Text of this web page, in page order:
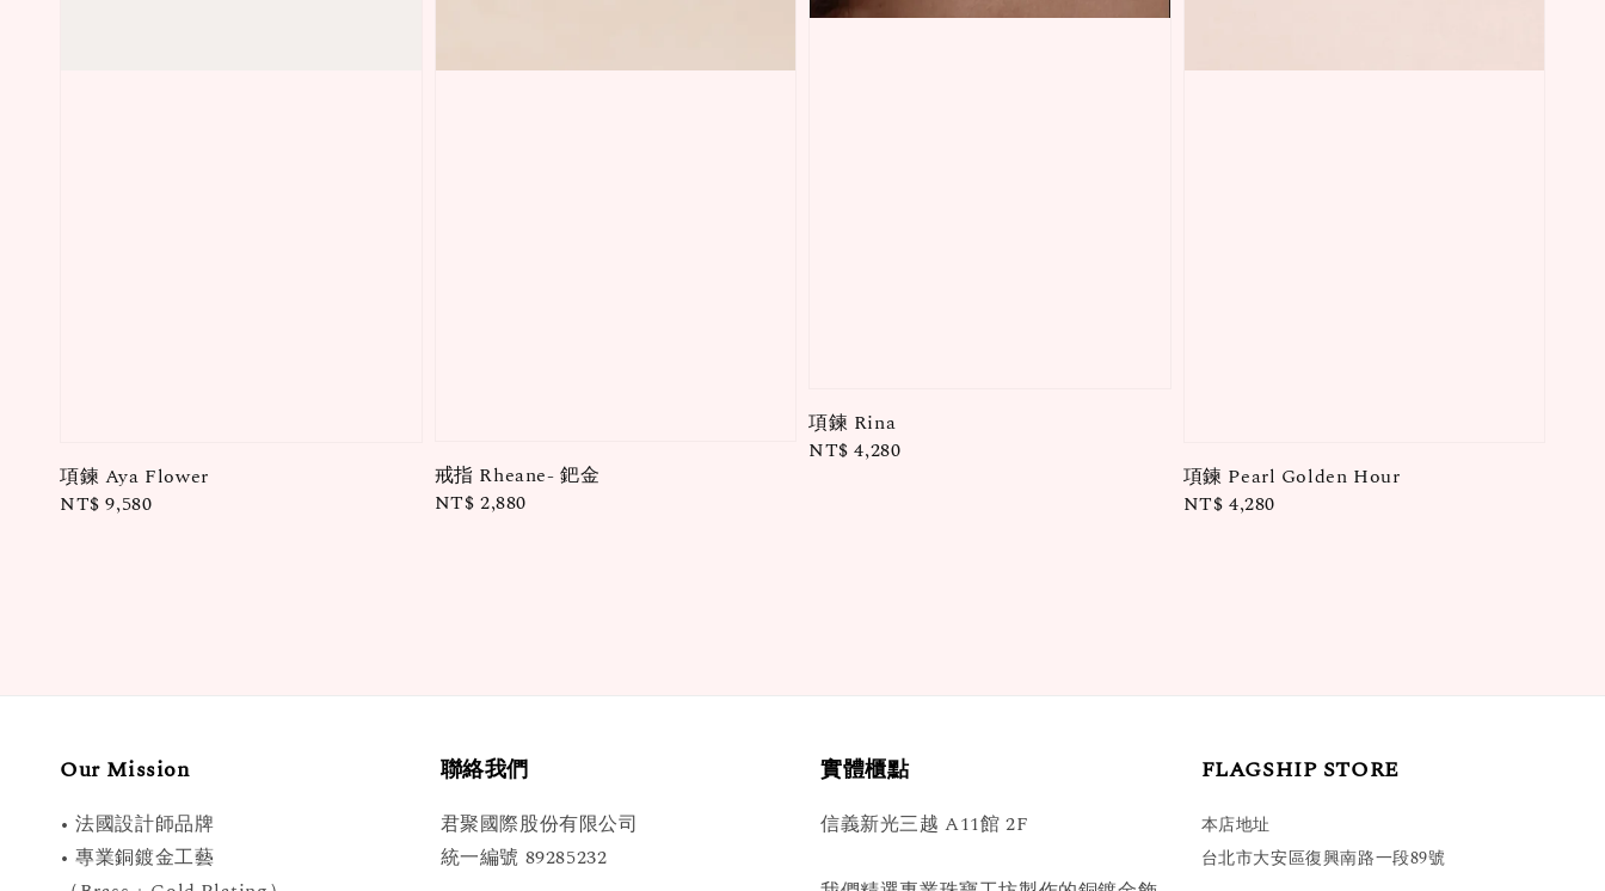
項鍊 Aya Flower
Regular
NT$ 9,580
戒指 Rheane- 鈀金
Regular
NT$ 2,880
項鍊 Rina
Regular
NT$ 4,280
項鍊 Pearl Golden Hour
Regular
NT$ 4,280
Our Mission
• 法國設計師品牌
• 專業銅鍍金工藝
聯絡我們
君聚國際股份有限公司
統一編號 89285232
實體櫃點
信義新光三越 A11館 2F
FLAGSHIP STORE
本店地址
台北市大安區復興南路一段89號